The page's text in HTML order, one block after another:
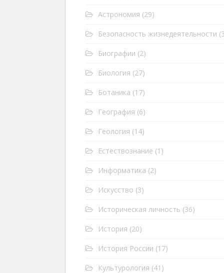
Астрономия (29)
Безопасность жизнедеятельности
Биографии (2)
Биология (27)
Ботаника (17)
География (6)
Геология (14)
Естествознание (1)
Информатика (2)
Искусство (3)
Историческая личность (36)
История (20)
История России (17)
Культурология (41)